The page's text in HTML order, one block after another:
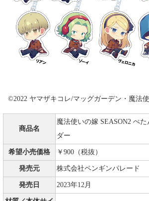
©2022 ヤマザキコレ/マッグガーデン・魔法
商品名
魔法使いの嫁 SEASON2 ぺ
ダー
希望小売価格 ￥900（税抜）
発売元 株式会社ペンギンパレード
発売日 2023年12月